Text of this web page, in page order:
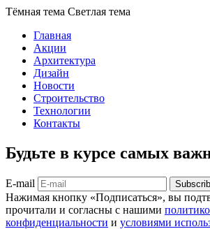
Тёмная тема Светлая тема
Главная
Акции
Архитектура
Дизайн
Новости
Строительство
Технологии
Контакты
Будьте в курсе самых
E-mail
Нажимая кнопку «Подписаться», вы
прочитали и согласны с нашими
конфиденциальности и условиями